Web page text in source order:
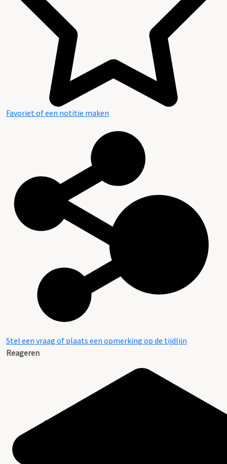
Favoriet of een notitie maken
Stel een vraag of plaats een opmerking op de tijdlijn
Reageren